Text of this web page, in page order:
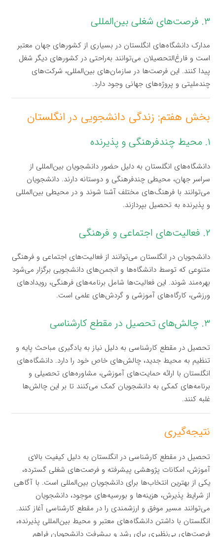
۳. فرصت‌های شغلی بین‌المللی
مدارک دانشگاه‌های انگلستان در بسیاری از کشورهای جهان معتبر
است و فارغ‌التحصیلان می‌توانند به‌راحتی در کشورهای دیگر شغل
پیدا کنند. این فرصت‌ها در سازمان‌های بین‌المللی، شرکت‌های
چندملیتی و پروژه‌های جهانی وجود دارد.
بخش هفتم: زندگی دانشجویی در انگلستان
۱. محیط چندفرهنگی و پذیرنده
دانشگاه‌های انگلستان به دلیل حضور دانشجویان بین‌المللی از
سراسر جهان، محیطی چندفرهنگی و دوستانه دارند. دانشجویان
می‌توانند با فرهنگ‌های مختلف آشنا شوند و در محیطی بین‌المللی
و پذیرنده به تحصیل بپردازند.
۲. فعالیت‌های اجتماعی و فرهنگی
دانشجویان در انگلستان می‌توانند از فعالیت‌های اجتماعی و فرهنگی
متنوعی که توسط دانشگاه‌ها و انجمن‌های دانشجویی برگزار می‌شود
بهره‌مند شوند. این فعالیت‌ها شامل برنامه‌های فرهنگی، رویدادهای
ورزشی، کارگاه‌های آموزشی و گردش‌های علمی است.
۳. چالش‌های تحصیل در مقطع کارشناسی
تحصیل در مقطع کارشناسی به دلیل نیاز به یادگیری مباحث پایه و
تنظیم به محیط جدید، چالش‌های خاص خود را دارد. دانشگاه‌های
انگلستان با ارائه حمایت‌های آموزشی، مشاوره‌های تحصیلی و
برنامه‌های کمکی به دانشجویان کمک می‌کنند تا بر این چالش‌ها
غلبه کنند.
نتیجه‌گیری
تحصیل در مقطع کارشناسی در انگلستان به دلیل کیفیت بالای
آموزش، امکانات پژوهشی پیشرفته و فرصت‌های شغلی گسترده،
یکی از بهترین انتخاب‌ها برای دانشجویان بین‌المللی است. با آگاهی
از شرایط پذیرش، هزینه‌ها و بورسیه‌های موجود، دانشجویان
می‌توانند مسیر موفق و ارزشمندی را در مقطع کارشناسی آغاز کنند.
انگلستان با داشتن دانشگاه‌های معتبر و محیط بین‌المللی پذیرنده،
فرصت‌های بی‌نظیری برای رشد و پیشرفت دانشجویان فراهم